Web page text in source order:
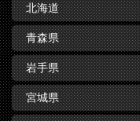
北海道
青森県
岩手県
宮城県